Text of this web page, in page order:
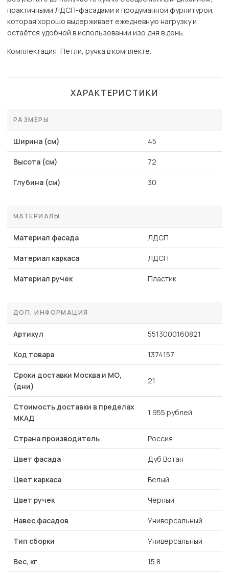
практичными ЛДСП-фасадами и продуманной фурнитурой,
которая хорошо выдерживает ежедневную нагрузку и
остаётся удобной в использовании изо дня в день.
Комплектация: Петли, ручка в комплекте.
ХАРАКТЕРИСТИКИ
РАЗМЕРЫ
Ширина (см) 45
Высота (см) 72
Глубина (см) 30
МАТЕРИАЛЫ
Материал фасада ЛДСП
Материал каркаса ЛДСП
Материал ручек Пластик
ДОП. ИНФОРМАЦИЯ
Артикул 5513000160821
Код товара 1374157
Сроки доставки Москва и МО,
(дни)
21
Стоимость доставки в пределах
МКАД
1 955 рублей
Страна производитель Россия
Цвет фасада Дуб Вотан
Цвет каркаса Белый
Цвет ручек Чёрный
Навес фасадов Универсальный
Тип сборки Универсальный
Вес, кг 15.8